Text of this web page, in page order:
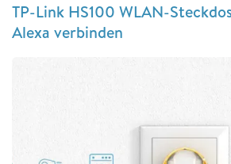
TP-Link HS100 WLAN-
Alexa verbinden